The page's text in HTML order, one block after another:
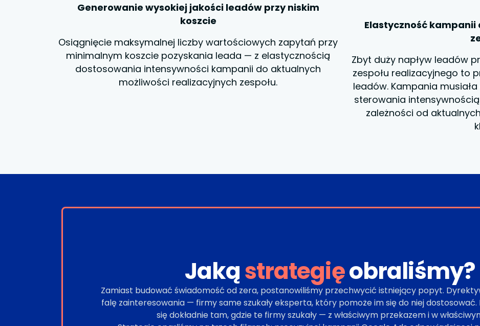
Generowanie wysokiej jakości leadów przy niskim
koszcie
Osiągnięcie maksymalnej liczby wartościowych zapytań przy
minimalnym koszcie pozyskania leada — z elastycznością
dostosowania intensywności kampanii do aktualnych
możliwości realizacyjnych zespołu.
Elastyczność
Zbyt duży napływ leadów
zespołu realizacyjnego to
leadów. Kampania
sterowania
zależności od
Jakąstrategięobraliśmy?
Zamiast budować świadomość od zera, postanowiliśmy przechwycić istniejący popyt.
falę zainteresowania — firmy same szukały eksperta, który pomoże im się do niej dostosować.
się dokładnie tam, gdzie te firmy szukały — z właściwym przekazem i w